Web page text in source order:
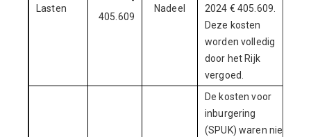
Lasten
405.609
Nadeel
2024 € 405.609.
Deze kosten
worden volledig
door het Rijk
vergoed.
De kosten voor
inburgering
(SPUK) waren niet